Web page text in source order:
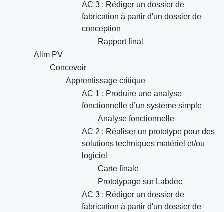
AC 3 : Rédiger un dossier de
fabrication à partir d'un dossier de
conception
Rapport final
Alim PV
Concevoir
Apprentissage critique
AC 1 : Produire une analyse
fonctionnelle d’un système simple
Analyse fonctionnelle
AC 2 : Réaliser un prototype pour des
solutions techniques matériel et/ou
logiciel
Carte finale
Prototypage sur Labdec
AC 3 : Rédiger un dossier de
fabrication à partir d'un dossier de